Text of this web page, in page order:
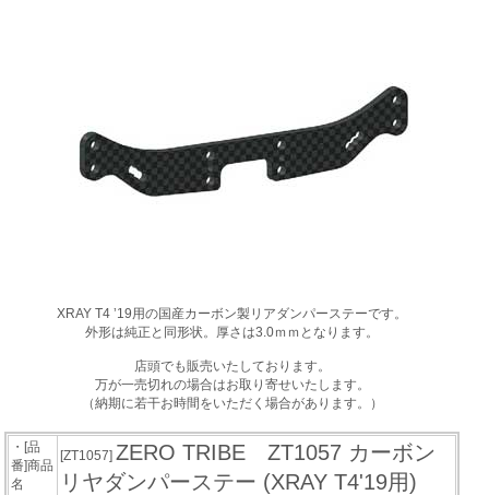
XRAY T4 ʼ19⽤の国産カーボン製リアダンパーステーです。
外形は純正と同形状。厚さは3.0ｍｍとなります。
店頭でも販売いたしております。
万が一売切れの場合はお取り寄せいたします。
（納期に若干お時間をいただく場合があります。）
・[品
番]商品
名
[ZT1057]ZERO TRIBE ZT1057 カーボン
リヤダンパーステー (XRAY T4'19用)